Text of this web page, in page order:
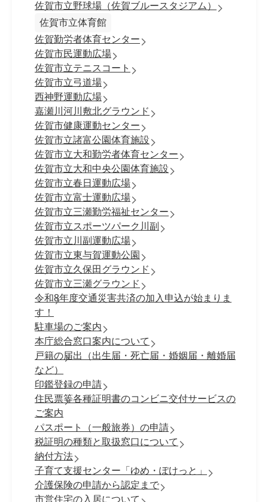
佐賀市立野球場（佐賀ブルースタジアム）
佐賀市立体育館
佐賀勤労者体育センター
佐賀市民運動広場
佐賀市立テニスコート
佐賀市立弓道場
西神野運動広場
嘉瀬川河川敷北グラウンド
佐賀市健康運動センター
佐賀市立諸富公園体育施設
佐賀市立大和勤労者体育センター
佐賀市立大和中央公園体育施設
佐賀市立春日運動広場
佐賀市立富士運動広場
佐賀市立三瀬勤労福祉センター
佐賀市立スポーツパーク川副
佐賀市立川副運動広場
佐賀市立東与賀運動公園
佐賀市立久保田グラウンド
佐賀市立三瀬グラウンド
令和8年度交通災害共済の加入申込が始まりま
す！
駐車場のご案内
本庁総合窓口案内について
戸籍の届出（出生届・死亡届・婚姻届・離婚届
など）
印鑑登録の申請
住民票等各種証明書のコンビニ交付サービスの
ご案内
パスポート（一般旅券）の申請
税証明の種類と取扱窓口について
納付方法
子育て支援センター「ゆめ・ぽけっと」
介護保険の申請から認定まで
市営住宅の入居について